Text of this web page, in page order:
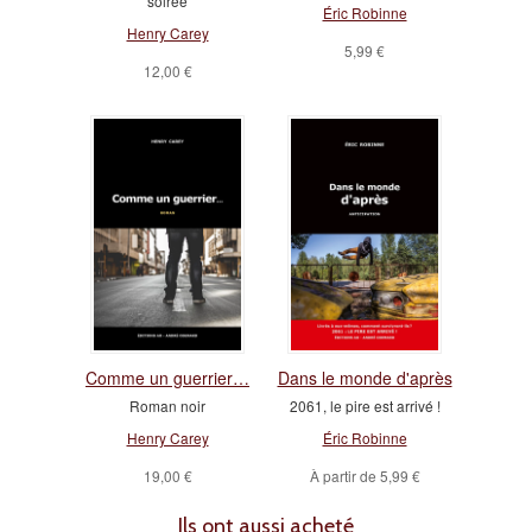
Henry Carey
12,00 €
Éric Robinne
5,99 €
Comme un guerrier…
Roman noir
Henry Carey
19,00 €
Dans le monde d'après
2061, le pire est arrivé !
Éric Robinne
À partir de 5,99 €
Ils ont aussi acheté